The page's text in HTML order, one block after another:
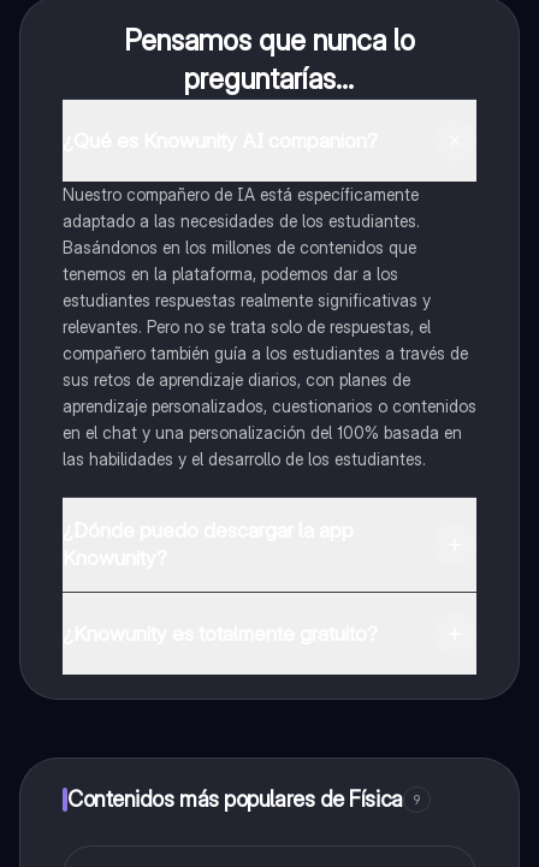
Pensamos que nunca lo
preguntarías...
Nuestro compañero de IA está específicamente
adaptado a las necesidades de los estudiantes.
Basándonos en los millones de contenidos que
tenemos en la plataforma, podemos dar a los
estudiantes respuestas realmente significativas y
relevantes. Pero no se trata solo de respuestas, el
compañero también guía a los estudiantes a través de
sus retos de aprendizaje diarios, con planes de
aprendizaje personalizados, cuestionarios o contenidos
en el chat y una personalización del 100% basada en
las habilidades y el desarrollo de los estudiantes.
a determinadas funciones.
Contenidos más populares de Física 9